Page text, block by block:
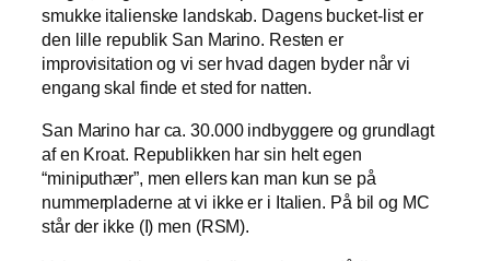
smukke italienske landskab. Dagens bucket-list er
den lille republik San Marino. Resten er
improvisitation og vi ser hvad dagen byder når vi
engang skal finde et sted for natten.
San Marino har ca. 30.000 indbyggere og grundlagt
af en Kroat. Republikken har sin helt egen
“miniputhær”, men ellers kan man kun se på
nummerpladerne at vi ikke er i Italien. På bil og MC
står der ikke (I) men (RSM).